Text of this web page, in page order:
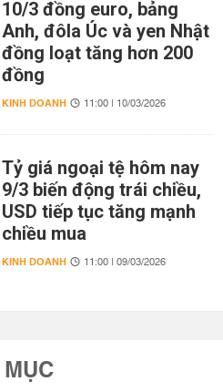
10/3 đồng euro, bảng
Anh, đôla Úc và yen Nhật
đồng loạt tăng hơn 200
đồng
KINH DOANH 11:00 | 10/03/2026
Tỷ giá ngoại tệ hôm nay
9/3 biến động trái chiều,
USD tiếp tục tăng mạnh
chiều mua
KINH DOANH 11:00 | 09/03/2026